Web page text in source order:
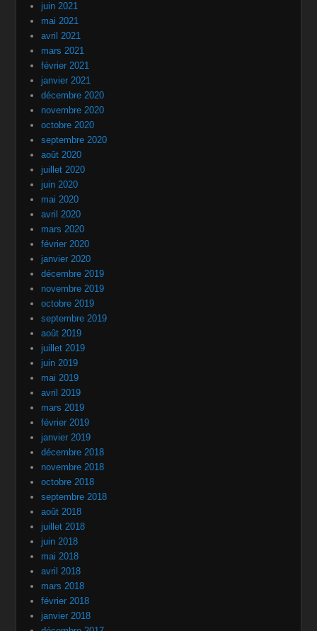
juin 2021
mai 2021
avril 2021
mars 2021
février 2021
janvier 2021
décembre 2020
novembre 2020
octobre 2020
septembre 2020
août 2020
juillet 2020
juin 2020
mai 2020
avril 2020
mars 2020
février 2020
janvier 2020
décembre 2019
novembre 2019
octobre 2019
septembre 2019
août 2019
juillet 2019
juin 2019
mai 2019
avril 2019
mars 2019
février 2019
janvier 2019
décembre 2018
novembre 2018
octobre 2018
septembre 2018
août 2018
juillet 2018
juin 2018
mai 2018
avril 2018
mars 2018
février 2018
janvier 2018